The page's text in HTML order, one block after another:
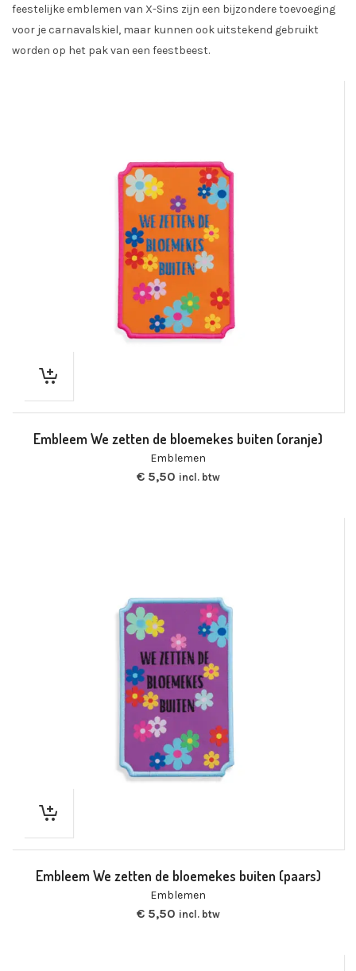
feestelijke emblemen van X-Sins zijn een bijzondere toevoeging
voor je carnavalskiel, maar kunnen ook uitstekend gebruikt
worden op het pak van een feestbeest.
Embleem We zetten de bloemekes buiten (oranje)
Emblemen
€5,50 incl. btw
Embleem We zetten de bloemekes buiten (paars)
Emblemen
€5,50 incl. btw